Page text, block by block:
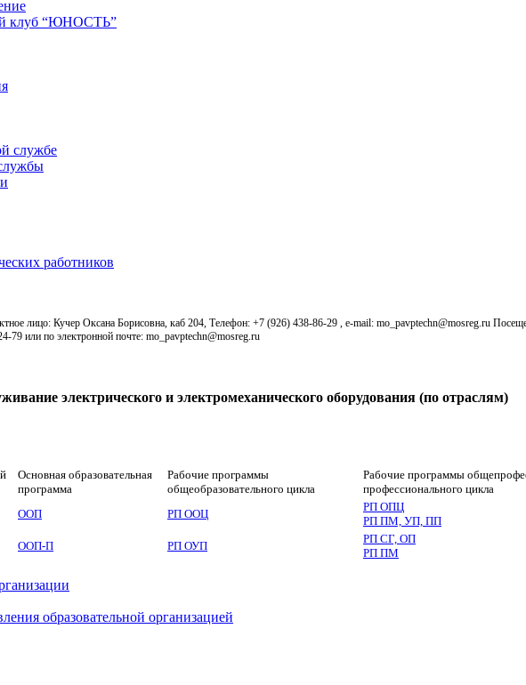
клуб “ЮНОСТЬ”
службе
работников
Кучер Оксана Борисовна, каб 204, Телефон: +7 (926) 438-86-29 , e-mail: mo_pavptechn@mosreg.ru
79 или по электронной почте: mo_pavptechn@mosreg.ru
электрического и электромеханического оборудования (по отраслям)
Основная образовательная
программа
Рабочие программы
общеобразовательного цикла
Рабочие программы
профессионального цикла
ООП РП ООЦ
РП ОПЦ
РП ПМ, УП, ПП
ООП-П РП ОУП
РП СГ, ОП
РП ПМ
образовательной организацией